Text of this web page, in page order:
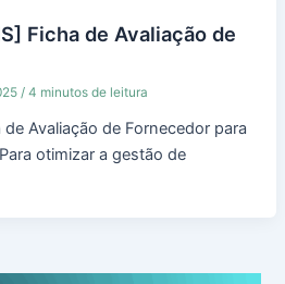
Ficha de Avaliação de
/ 4 minutos de leitura
Avaliação de Fornecedor para
otimizar a gestão de